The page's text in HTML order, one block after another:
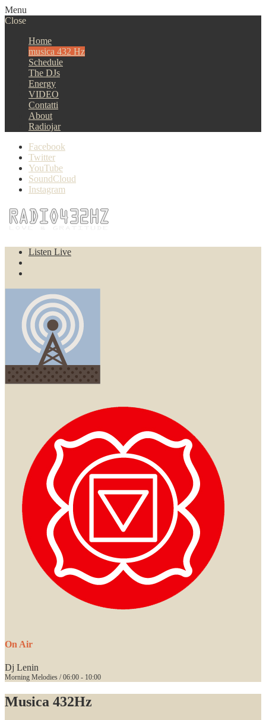
Menu
Close
Home
musica 432 Hz
Schedule
The DJs
Energy
VIDEO
Contatti
About
Radiojar
Facebook
Twitter
YouTube
SoundCloud
Instagram
Listen Live
On Air
Dj Lenin
Morning Melodies / 06:00 - 10:00
Musica 432Hz